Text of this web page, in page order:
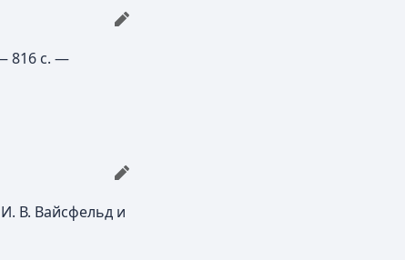
816 с. —
В. Вайсфельд и